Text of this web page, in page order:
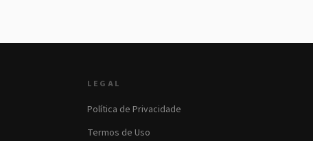
LEGAL
Política de Privacidade
Termos de Uso